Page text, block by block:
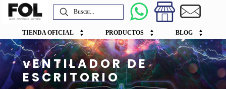
TIENDA OFICIAL PRODUCTOS BLOG
vENTILADOR DE
ESCRITORIO